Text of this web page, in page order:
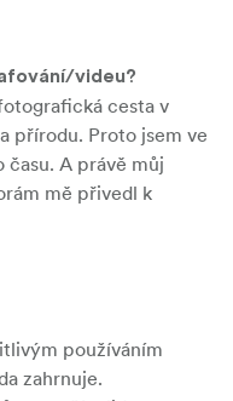
videu?
cesta v
přírodu. Proto jsem ve
A právě můj
mě přivedl k
používáním
zahrnuje.